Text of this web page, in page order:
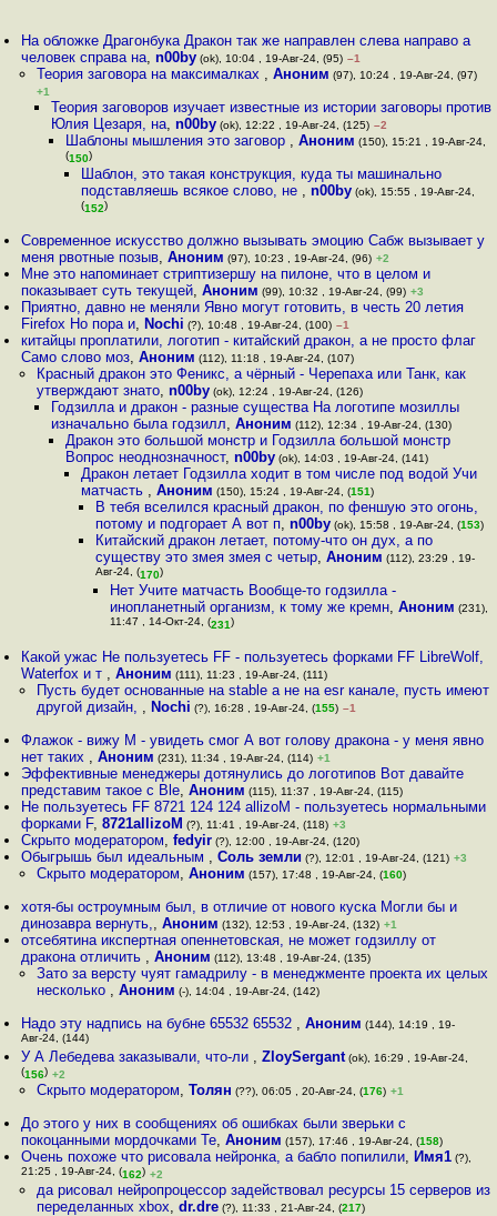
На обложке Драгонбука Дракон так же направлен слева направо а
человек справа на,n00by (ok), 10:04 , 19-Авг-24, (95) –1
Теория заговора на максималках , Аноним (97), 10:24 , 19-Авг-24, (97)
+1
Теория заговоров изучает известные из истории заговоры против
Юлия Цезаря, на, n00by(ok), 12:22 , 19-Авг-24, (125) –2
Шаблоны мышления это заговор ,Аноним (150), 15:21 , 19-Авг-24,
(150)
Шаблон, это такая конструкция, куда ты машинально
подставляешь всякое слово, не , n00by(ok), 15:55 , 19-Авг-24,
(152)
Современное искусство должно вызывать эмоцию Сабж вызывает у
меня рвотные позыв,Аноним (97), 10:23 , 19-Авг-24, (96) +2
Мне это напоминает стриптизершу на пилоне, что в целом и
показывает суть текущей,Аноним (99), 10:32 , 19-Авг-24, (99) +3
Приятно, давно не меняли Явно могут готовить, в честь 20 летия
Firefox Но пора и, Nochi (?), 10:48 , 19-Авг-24, (100) –1
китайцы проплатили, логотип - китайский дракон, а не просто флаг
Само слово моз,Аноним (112), 11:18 , 19-Авг-24, (107)
Красный дракон это Феникс, а чёрный - Черепаха или Танк, как
утверждают знато, n00by(ok), 12:24 , 19-Авг-24, (126)
Годзилла и дракон - разные существа На логотипе мозиллы
изначально была годзилл, Аноним (112), 12:34 , 19-Авг-24, (130)
Дракон это большой монстр и Годзилла большой монстр
Вопрос неоднозначност,n00by (ok), 14:03 , 19-Авг-24, (141)
Дракон летает Годзилла ходит в том числе под водой Учи
матчасть , Аноним (150), 15:24 , 19-Авг-24, (151)
В тебя вселился красный дракон, по феншую это огонь,
потому и подгорает А вот п, n00by(ok), 15:58 , 19-Авг-24, (153)
Китайский дракон летает, потому-что он дух, а по
существу это змея змея с четыр, Аноним (112), 23:29 , 19-
Авг-24, (170)
Нет Учите матчасть Вообще-то годзилла -
инопланетный организм, к тому же кремн,Аноним (231),
11:47 , 14-Окт-24, (231)
Какой ужас Не пользуетесь FF - пользуетесь форками FF LibreWolf,
Waterfox и т ,Аноним (111), 11:23 , 19-Авг-24, (111)
Пусть будет основанные на stable а не на esr канале, пусть имеют
другой дизайн, , Nochi (?), 16:28 , 19-Авг-24, (155) –1
Флажок - вижу М - увидеть смог А вот голову дракона - у меня явно
нет таких ,Аноним (231), 11:34 , 19-Авг-24, (114) +1
Эффективные менеджеры дотянулись до логотипов Вот давайте
представим такое с Ble,Аноним (115), 11:37 , 19-Авг-24, (115)
Не пользуетесь FF 8721 124 124 allizoM - пользуетесь нормальными
форками F,8721allizoM (?), 11:41 , 19-Авг-24, (118) +3
Скрыто модератором,fedyir (?), 12:00 , 19-Авг-24, (120)
Обыгрышь был идеальным ,Соль земли (?), 12:01 , 19-Авг-24, (121) +3
Скрыто модератором, Аноним (157), 17:48 , 19-Авг-24, (160)
хотя-бы остроумным был, в отличие от нового куска Могли бы и
динозавра вернуть,,Аноним (132), 12:53 , 19-Авг-24, (132) +1
отсебятина икспертная опеннетовская, не может годзиллу от
дракона отличить ,Аноним (112), 13:48 , 19-Авг-24, (135)
Зато за версту чуят гамадрилу - в менеджменте проекта их целых
несколько , Аноним (-), 14:04 , 19-Авг-24, (142)
Надо эту надпись на бубне 65532 65532 ,Аноним (144), 14:19 , 19-
Авг-24, (144)
У А Лебедева заказывали, что-ли ,ZloySergant (ok), 16:29 , 19-Авг-24,
(156) +2
Скрыто модератором, Толян (??), 06:05 , 20-Авг-24, (176) +1
До этого у них в сообщениях об ошибках были зверьки с
покоцанными мордочками Те,Аноним (157), 17:46 , 19-Авг-24, (158)
Очень похоже что рисовала нейронка, а бабло попилили, Имя1 (?),
21:25 , 19-Авг-24, (162) +2
да рисовал нейропроцессор задействовал ресурсы 15 серверов из
переделанных xbox, dr.dre(?), 11:33 , 21-Авг-24, (217)